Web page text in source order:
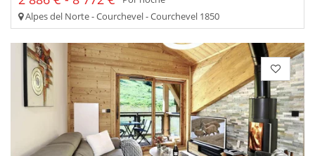
Alpes del Norte - Courchevel - Courchevel 1850